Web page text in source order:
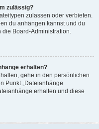
zulässig?
zulassen oder verbieten.
du anhängen kannst und du
die Board-Administration.
erhalten?
gehe in den persönlichen
Punkt „Dateianhänge
erhalten und diese